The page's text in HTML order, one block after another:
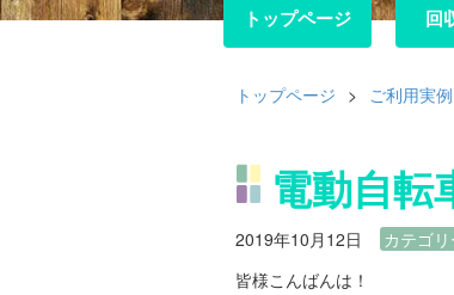
トップページ
トップページ 回
回
トップページ > ご利用実例
電動自転
2019年10月12日 カテゴリ
皆様こんばんは！